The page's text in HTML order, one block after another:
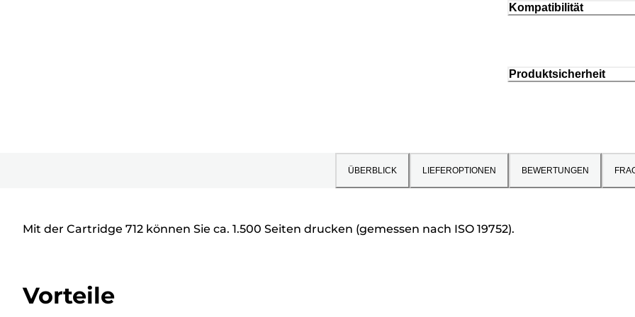
Kompatibilität
Produktsicherheit
ÜBERBLICK LIEFEROPTIONEN BEWERTUNGEN
Mit der Cartridge 712 können Sie ca. 1.500 Seiten drucken (gemessen nach ISO 19752).
Vorteile